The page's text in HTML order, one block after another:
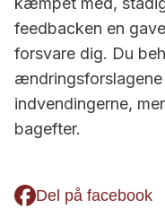
feedbacken en
forsvare dig. Du
indvendingerne,
bagefter.
Del på facebook